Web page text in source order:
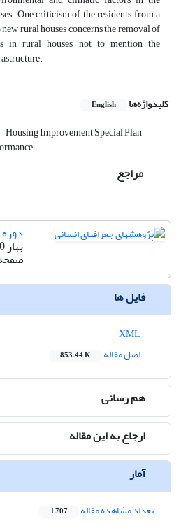
One criticism of the residents from a
rural houses concerns the removal of
in rural houses, not to mention the
کلیدواژه‌ها English
Housing Improvement Special Plan
مراجع
دوره 53، شماره 1
بهار 1400
فایل ها
اصل مقاله
853.44 K
هم رسانی
ارجاع به این مقاله
آمار
تعداد مشاهده مقاله 1,707